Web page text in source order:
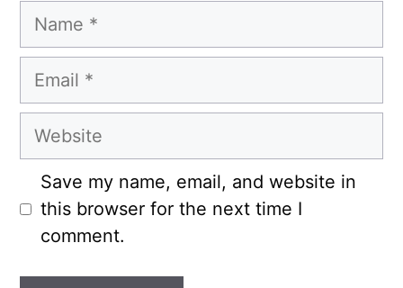
Name
Email
Website
Save my name, email, and website in
this browser for the next time I
comment.